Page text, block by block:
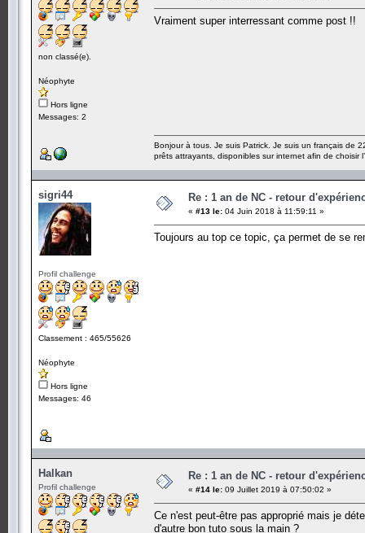
non classé(e).
Néophyte
Hors ligne
Messages: 2
Vraiment super interressant comme post !!
Bonjour à tous. Je suis Patrick. Je suis un français de
prêts attrayants, disponibles sur internet afin de choisir
sigri44
Profil challenge
Classement : 465/55626
Néophyte
Hors ligne
Messages: 46
Re : 1 an de NC - retour
« #13 le: 04 Juin 2018 à 11:59:11 »
Toujours au top ce topic, ça permet de se
Halkan
Profil challenge
Re : 1 an de NC - retour
« #14 le: 09 Juillet 2019 à 07:50:02 »
Ce n'est peut-être pas approprié mais je
d'autre bon tuto sous la main ?